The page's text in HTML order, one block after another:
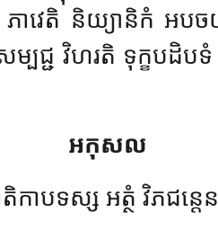
វេតិ និយ្យានិកំ អប
ជ្ជ វិហរតិ ទុក្ខបដិបទំ
អកុសល
ាបទស្ស អត្ថំ វិភជន្ត